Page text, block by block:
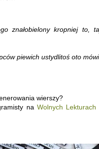
znałobielony kropniej to,
piewich ustydlitoś oto
wierszy?
na Wolnych Lekturach